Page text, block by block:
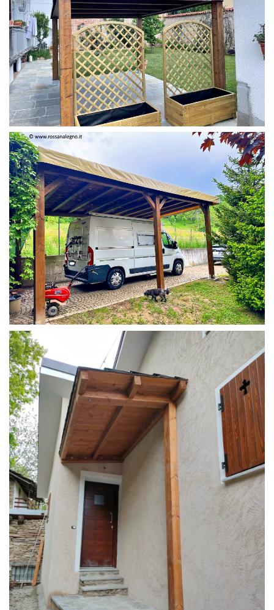
PERGOLA 4 X 3 COLOR MIRTO
COPERTURA CAMPER